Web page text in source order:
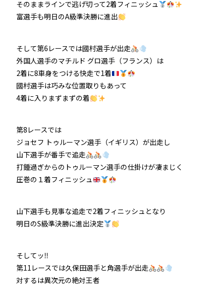
そのままラインで逃げ切って2着フィニッシュ
富選手も明日のA級準決勝に進出
そして第6レースでは國村選手が出走
外国人選手のマチルド グロ選手（フランス）は
2着に8車身をつける快走で1着
國村選手は巧みな位置取りもあって
4着に入りまずまずの着
第8レースでは
ジョセフ トゥルーマン選手（イギリス）が出走し
山下選手が番手で追走
打鍾過ぎからのトゥルーマン選手の仕掛けが凄まじく
圧巻の１着フィニッシュ
山下選手も見事な追走で2着フィニッシュとなり
明日のS級準決勝に進出決定
そしてッ‼
第11レースでは久保田選手と角選手が出走
対するは異次元の絶対王者